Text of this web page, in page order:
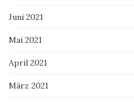
Juni 2021
Mai 2021
April 2021
März 2021